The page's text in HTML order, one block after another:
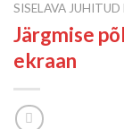
SISELAVA JUHITUD
Järgmise
ekraan